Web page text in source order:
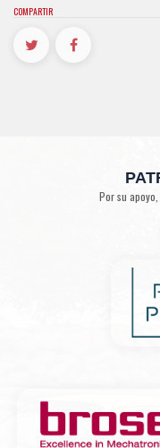
COMPARTIR
Por su